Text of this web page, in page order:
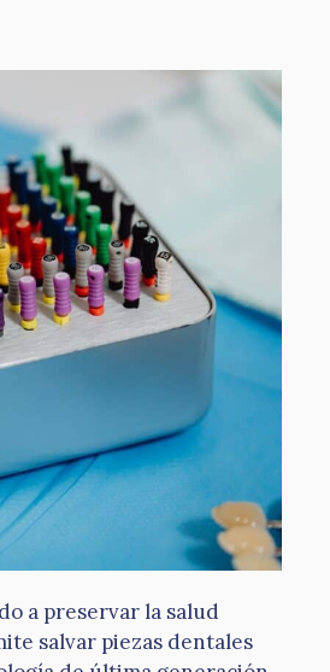
a preservar la salud
salvar piezas dentales